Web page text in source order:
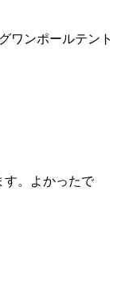
ワンポールテント
す。よかったで